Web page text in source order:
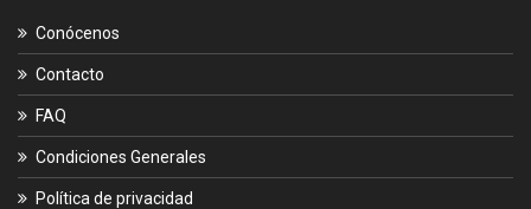
Conócenos
Contacto
FAQ
Condiciones Generales
Política de privacidad